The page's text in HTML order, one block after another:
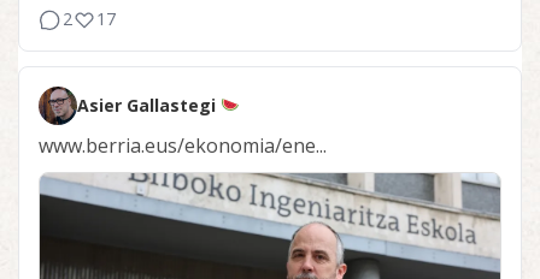
2
17
Asier Gallastegi
www.berria.eus/ekonomia/ene...